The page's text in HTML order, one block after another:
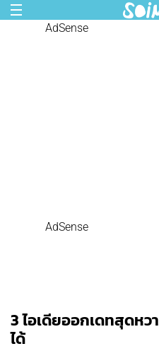
AdSense
AdSense
3 ไอเดียออกเดทสุดหว
ได้